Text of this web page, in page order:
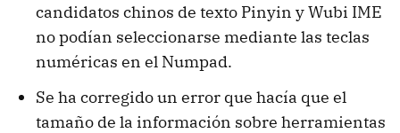
candidatos chinos de texto Pinyin y Wubi IME
no podían seleccionarse mediante las teclas
numéricas en el Numpad.
Se ha corregido un error que hacía que el
tamaño de la información sobre herramientas